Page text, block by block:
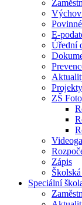
E-
Úřední
Projekty
ZŠ
Zápis
Speciální